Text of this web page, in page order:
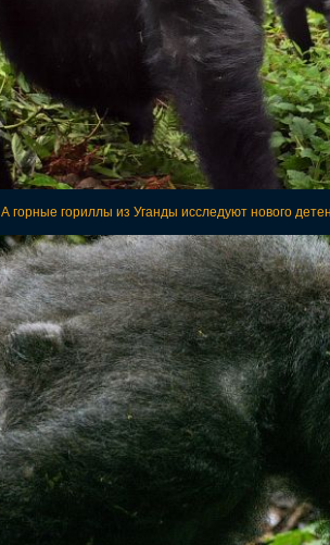
А горные гориллы из Уганды исследуют нового